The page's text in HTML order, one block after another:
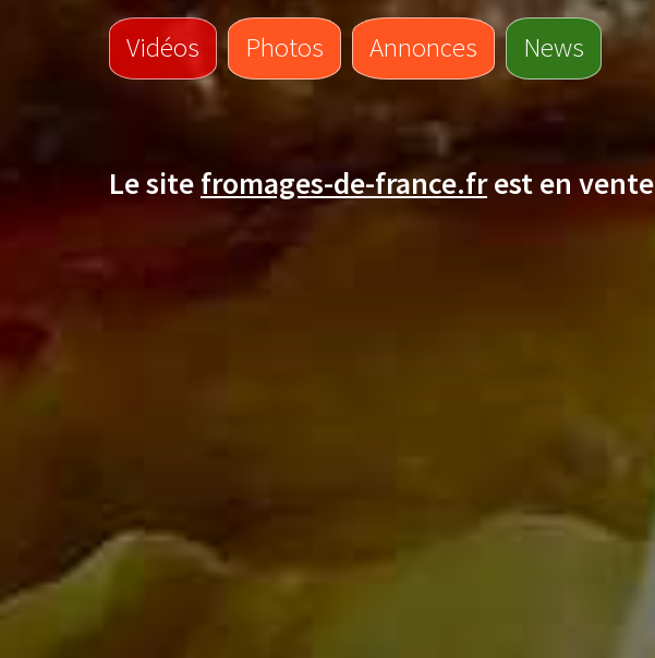
Vidéos Photos Annonces News
Le sitefromages-de-france.frest en vente